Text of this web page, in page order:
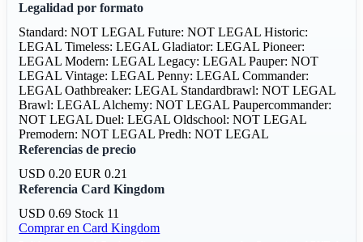
Legalidad por formato
Standard: NOT LEGALFuture: NOT LEGALHistoric:
LEGALTimeless: LEGALGladiator: LEGALPioneer:
LEGALModern: LEGALLegacy: LEGALPauper: NOT
LEGALVintage: LEGALPenny: LEGALCommander:
LEGALOathbreaker: LEGAL Standardbrawl: NOT LEGAL
Brawl: LEGAL Alchemy: NOT LEGALPaupercommander:
NOT LEGALDuel: LEGALOldschool: NOT LEGAL
Premodern: NOT LEGALPredh: NOT LEGAL
Referencias de precio
USD 0.20EUR 0.21
Referencia Card Kingdom
USD 0.69 Stock 11
Comprar en Card Kingdom